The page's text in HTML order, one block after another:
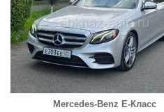
Mercedes-Benz E-Класс